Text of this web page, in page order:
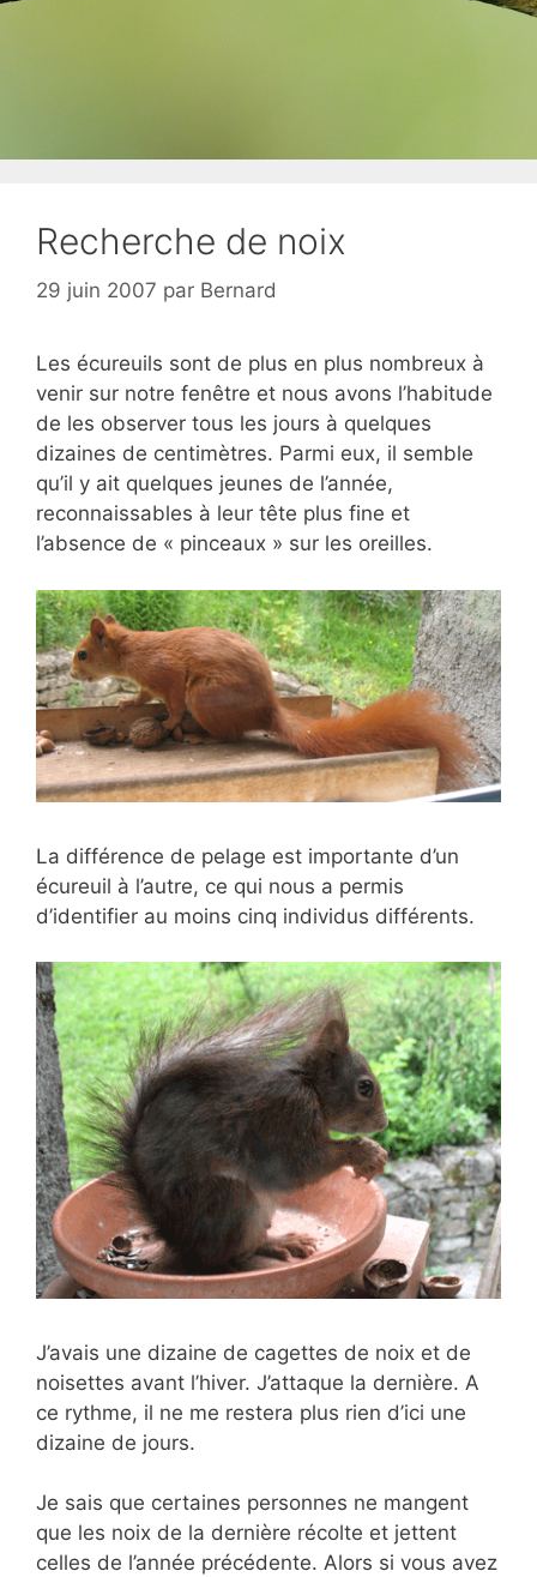
Recherche de noix
29 juin 2007 par Bernard
Les écureuils sont de plus en plus nombreux à
venir sur notre fenêtre et nous avons l’habitude
de les observer tous les jours à quelques
dizaines de centimètres. Parmi eux, il semble
qu’il y ait quelques jeunes de l’année,
reconnaissables à leur tête plus fine et
l’absence de « pinceaux » sur les oreilles.
La différence de pelage est importante d’un
écureuil à l’autre, ce qui nous a permis
d’identifier au moins cinq individus différents.
J’avais une dizaine de cagettes de noix et de
noisettes avant l’hiver. J’attaque la dernière. A
ce rythme, il ne me restera plus rien d’ici une
dizaine de jours.
Je sais que certaines personnes ne mangent
que les noix de la dernière récolte et jettent
celles de l’année précédente. Alors si vous avez